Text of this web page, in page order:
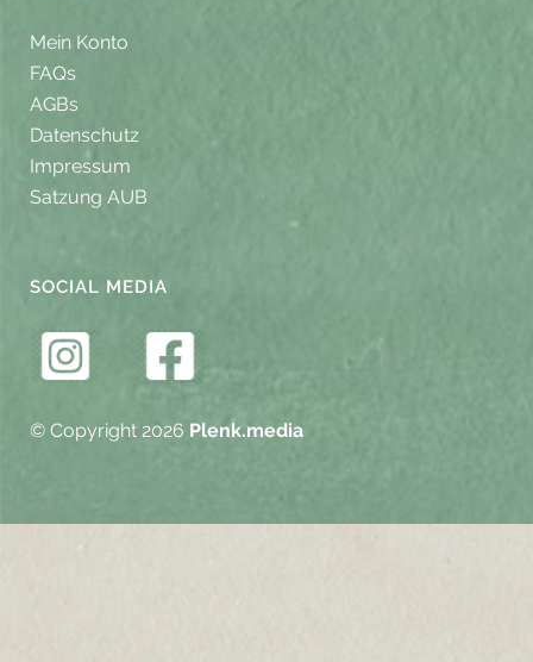
Mein Konto
FAQs
AGBs
Datenschutz
Impressum
Satzung AUB
SOCIAL MEDIA
© Copyright 2026 Plenk.media